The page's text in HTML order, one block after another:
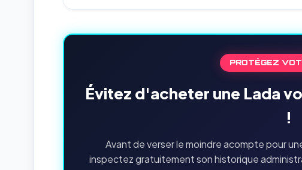
PROTÉGEZ
Évitez d'acheter une Lada
!
Avant de verser le moindre acompte pour
inspectez gratuitement son historique